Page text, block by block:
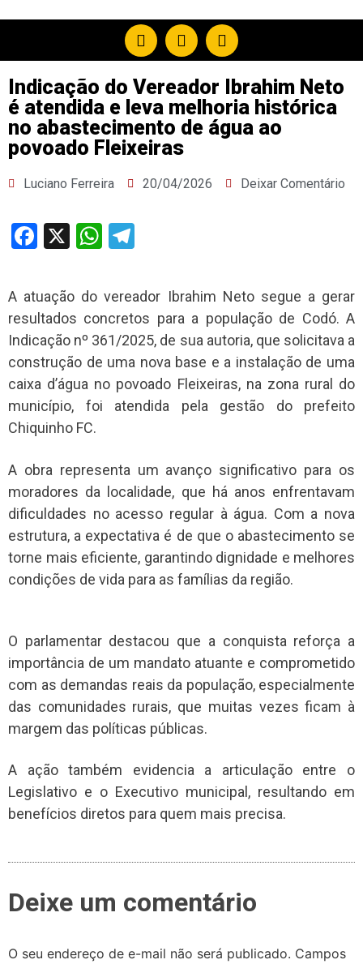
Indicação do Vereador Ibrahim Neto
é atendida e leva melhoria histórica
no abastecimento de água ao
povoado Fleixeiras
Luciano Ferreira 20/04/2026 Deixar Comentário
Facebook
X WhatsApp
A atuação do vereador Ibrahim Neto segue a gerar
resultados concretos para a população de Codó. A
Indicação nº 361/2025, de sua autoria, que solicitava a
construção de uma nova base e a instalação de uma
caixa d’água no povoado Fleixeiras, na zona rural do
município, foi atendida pela gestão do prefeito
Chiquinho FC.
A obra representa um avanço significativo para os
moradores da localidade, que há anos enfrentavam
dificuldades no acesso regular à água. Com a nova
estrutura, a expectativa é de que o abastecimento se
torne mais eficiente, garantindo dignidade e melhores
condições de vida para as famílias da região.
O parlamentar destacou que a conquista reforça a
importância de um mandato atuante e comprometido
com as demandas reais da população, especialmente
das comunidades rurais, que muitas vezes ficam à
margem das políticas públicas.
A ação também evidencia a articulação entre o
Legislativo e o Executivo municipal, resultando em
benefícios diretos para quem mais precisa.
Deixe um comentário
O seu endereço de e-mail não será publicado. Campos